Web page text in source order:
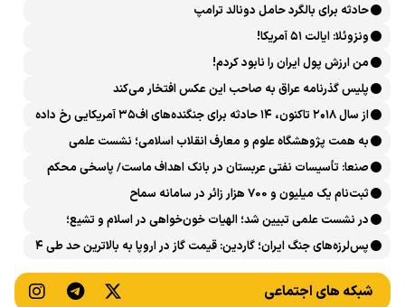
حادثه برای بالگرد حامل دونالد ترامپ
ونزوئلا: ایالت ۵۱ آمریکا!
من ارزش پول ایران را نابود کردم!
پلیس گذرنامه عراق به صاحب این عکس افتخار می‌کند
از سال ۲۰۱۸ تاکنون، ۱۴ حادثه برای جنگنده‌های اف۳۵ آمریکایی رخ داده
است
به همت پژوهشگاه علوم و معارف انقلاب اسلامی؛ نشست علمی
«اربعین حسینی در منظومه فکری رهبر شهید، امام خامنه‌ای» برگزار
می‌شود
صنعا: تأسیسات نفتی عربستان در بانک اهداف ماست/ پاسخی محکم
می‌دهیم
ثبت‌نام یک میلیون و 700 هزار زائر در سامانه سماح ‌
در نشست علمی تبیین شد؛ الهیات خون‌خواهی در اسلام و تشیع؛
انتقام، عدالت، بازدارندگی و مقابله با جریان سلطه
پس‌لرزه‌های جنگ ایران؛ گاردین: قیمت گاز در اروپا به بالاترین حد طی ۴
شبکه های اجتماعی